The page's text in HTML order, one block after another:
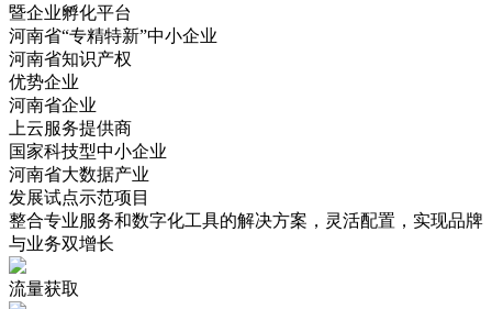
暨企业孵化平台
河南省“专精特新”中小企业
河南省知识产权
优势企业
河南省企业
上云服务提供商
国家科技型中小企业
河南省大数据产业
发展试点示范项目
整合专业服务和数字化工具的解决方案，灵活配置，实现品牌
与业务双增长
流量获取